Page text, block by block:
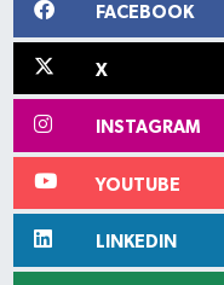
FACEBOOK
X
INSTAGRAM
YOUTUBE
LINKEDIN